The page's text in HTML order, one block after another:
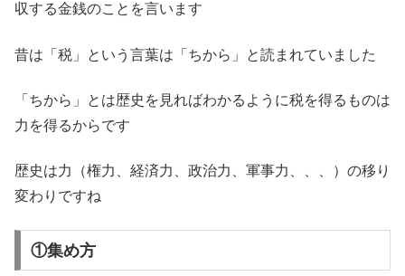
収する金銭のことを言います
昔は「税」という言葉は「ちから」と読まれていました
「ちから」とは歴史を見ればわかるように税を得るものは
力を得るからです
歴史は力（権力、経済力、政治力、軍事力、、、）の移り
変わりですね
①集め方